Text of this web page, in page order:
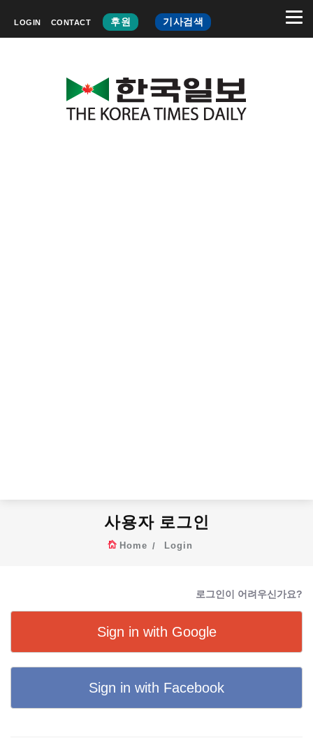
LOGIN CONTACT 후원 기사검색
사용자 로그인
Home Login
로그인이 어려우신가요?
Sign in with Google
Sign in with Facebook